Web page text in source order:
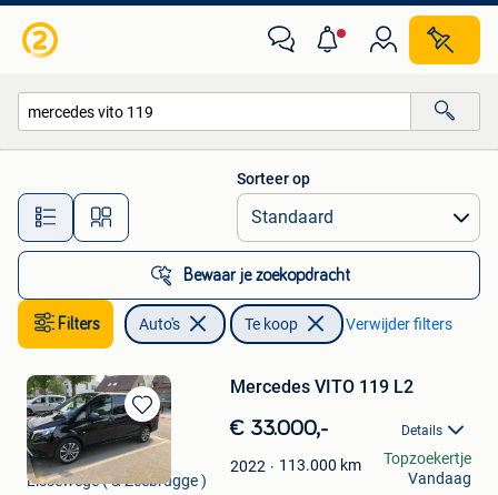
Alle afstanden…
Sorteer op
Bewaar je zoekopdracht
Filters Auto's Te koop Verwijder filters
Bewaren
in
Favorieten
Mercedes VITO 119 L2
€ 33.000,- Details
2022 113.000 km
Jonathan
Lissewege ( & Zeebrugge )
Topzoekertje
Vandaag